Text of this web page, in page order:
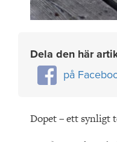
Dela den här
på
Dopet – ett synligt